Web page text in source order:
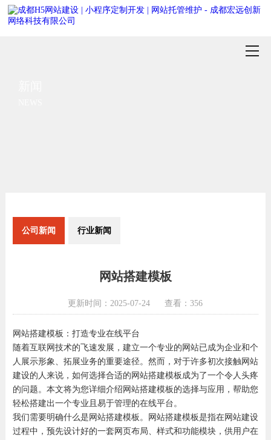
公司新闻 行业新闻
网站搭建模板
更新时间：2025-07-24 查看：356
网站搭建模板：打造专业在线平台
随着互联网技术的飞速发展，建立一个专业的网站已成为企业和个
人展示形象、拓展业务的重要途径。然而，对于许多初次接触网站
建设的人来说，如何选择合适的网站搭建模板成为了一个令人头疼
的问题。本文将为您详细介绍网站搭建模板的选择与应用，帮助您
轻松搭建出一个专业且易于管理的在线平台。
我们需要明确什么是网站搭建模板。网站搭建模板是指在网站建设
过程中，预先设计好的一套网页布局、样式和功能模块，供用户在